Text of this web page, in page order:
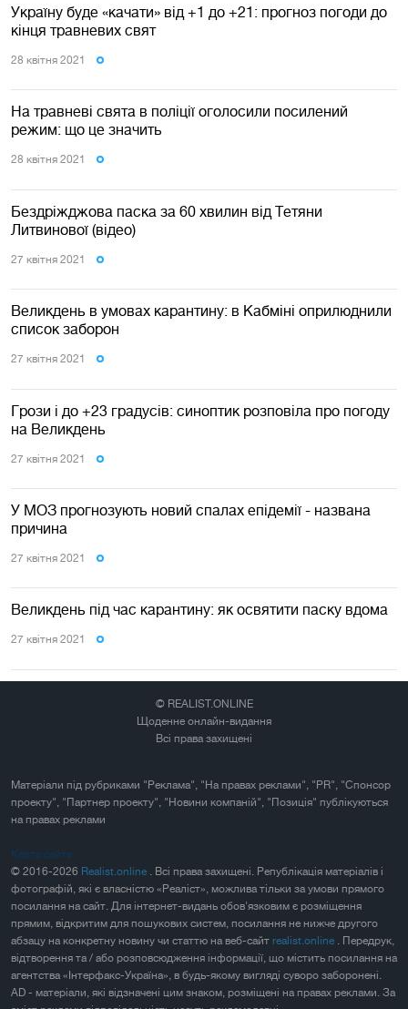
Україну буде «качати» від +1 до +21: прогноз погоди до
кінця травневих свят
28 квiтня 2021
На травневі свята в поліції оголосили посилений
режим: що це значить
28 квiтня 2021
Бездріжджова паска за 60 хвилин від Тетяни
Литвинової (відео)
27 квiтня 2021
Великдень в умовах карантину: в Кабміні оприлюднили
список заборон
27 квiтня 2021
Грози і до +23 градусів: синоптик розповіла про погоду
на Великдень
27 квiтня 2021
У МОЗ прогнозують новий спалах епідемії - названа
причина
27 квiтня 2021
Великдень під час карантину: як освятити паску вдома
27 квiтня 2021
© REALIST.ONLINE
Щоденне онлайн-видання
Всі права захищені
Матеріали під рубриками "Реклама", "На правах реклами", "PR", "Спонсор
проекту", "Партнер проекту", "Новини компаній", "Позиція" публікуються
на правах реклами
Карта сайта
© 2016-2026 Realist.online
. Всі права захищені. Републікація матеріалів і
фотографій, які є власністю «Реаліст», можлива тільки за умови прямого
посилання на сайт. Для інтернет-видань обов'язковим є розміщення
прямим, відкритим для пошукових систем, посилання не нижче другого
абзацу на конкретну новину чи статтю на веб-сайт realist.online
. Передрук,
відтворення та / або розповсюдження інформації, що містить посилання на
агентства «Інтерфакс-Україна», в будь-якому вигляді суворо заборонені.
AD - матеріали, які відзначені цим знаком, розміщені на правах реклами. За